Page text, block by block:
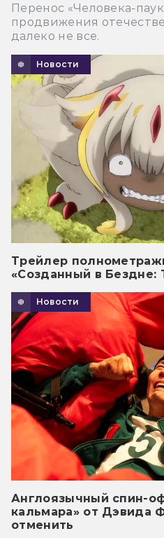
Перенос «Человека-
продвижения
далеко не все.
Новости
Трейлер
«Созданный в Бездне:
Новости
Англоязычный спин-
кальмара» от Дэвида
отменить